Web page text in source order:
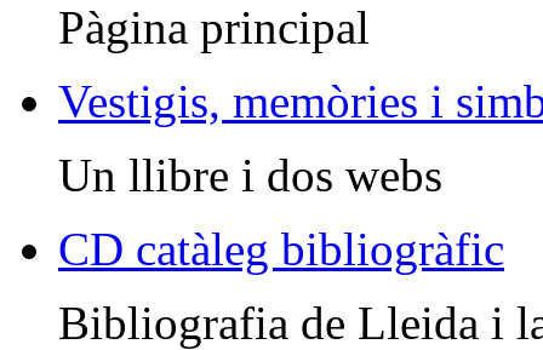
Pàgina principal
Vestigis, memòries i
Un llibre i dos webs
CD catàleg bibliogràfic
Bibliografia de Lleida i